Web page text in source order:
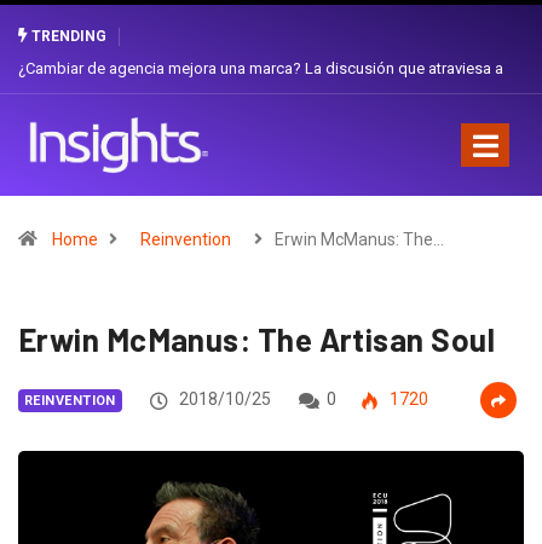
TRENDING
Gabriela Herrera y el arte de cambiarse el sombrero en Corporación
Home Reinvention Erwin McManus: The…
Erwin McManus: The Artisan Soul
REINVENTION 2018/10/25 0 1720